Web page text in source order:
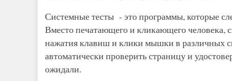
Системные тесты - это программы, которые
Вместо печатающего и кликающего
нажатия клавиш и клики мышки в различных
автоматически проверить страницу и
ожидали.